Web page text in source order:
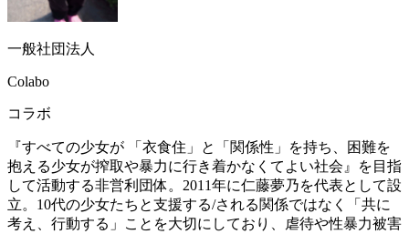
一般社団法人
Colabo
コラボ
『すべての少女が 「衣食住」と「関係性」を持ち、困難を
抱える少女が搾取や暴力に行き着かなくてよい社会』を目指
して活動する非営利団体。2011年に仁藤夢乃を代表として設
立。10代の少女たちと支援する/される関係ではなく「共に
考え、行動する」ことを大切にしており、虐待や性暴力被害